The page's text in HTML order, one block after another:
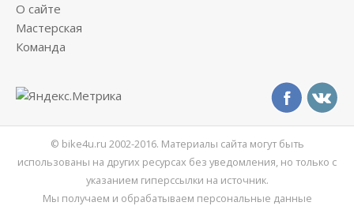
О сайте
Мастерская
Команда
© bike4u.ru 2002-2016. Материалы сайта могут быть
использованы на других ресурсах без уведомления, но только с
указанием гиперссылки на источник.
Мы получаем и обрабатываем персональные данные